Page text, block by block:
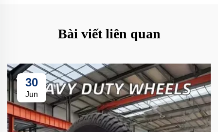
Bài viết liên quan
30
Jun